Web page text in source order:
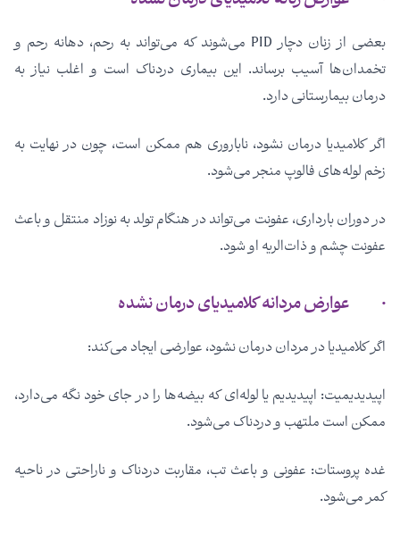
بعضی از زنان دچار PID می‌شوند که می‌تواند به رحم، دهانه رحم و
تخمدان‌ها آسیب برساند. این بیماری دردناک است و اغلب نیاز به
درمان بیمارستانی دارد.
اگر کلامیدیا درمان نشود، ناباروری هم ممکن است، چون در نهایت به
زخم لوله‌های فالوپ منجر می‌شود.
در دوران بارداری، عفونت می‌تواند در هنگام تولد به نوزاد منتقل و باعث
عفونت چشم و ذات‌الریه او شود.
· عوارض مردانه کلامیدیای درمان نشده
اگر کلامیدیا در مردان درمان نشود، عوارضی ایجاد می‌کند:
اپیدیدیمیت: اپیدیدیم یا لوله‌ای که بیضه‌ها را در جای خود نگه می‌دارد،
ممکن است ملتهب و دردناک می‌شود.
غده پروستات: عفونی و باعث تب، مقاربت دردناک و ناراحتی در ناحیه
کمر می‌شود.